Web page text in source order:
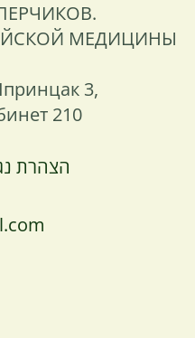
МЕДИЦИНЫ
3,
210
הצהרת